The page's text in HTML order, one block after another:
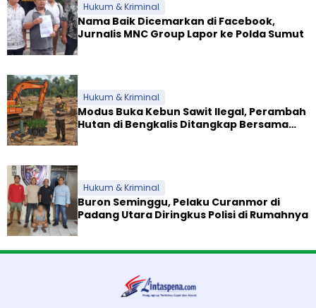
Hukum & Kriminal
Nama Baik Dicemarkan di Facebook,
Jurnalis MNC Group Lapor ke Polda Sumut
Hukum & Kriminal
Modus Buka Kebun Sawit Ilegal, Perambah
Hutan di Bengkalis Ditangkap Bersama
Hukum & Kriminal
Buron Seminggu, Pelaku Curanmor di
Padang Utara Diringkus Polisi di Rumahnya